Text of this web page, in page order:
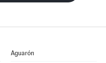
Aguarón